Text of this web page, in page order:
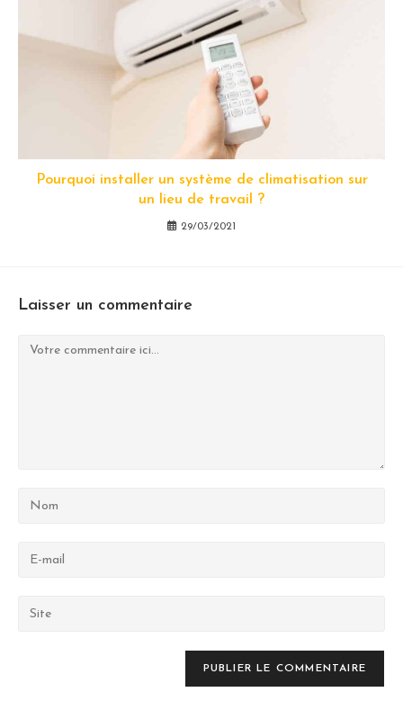
Pourquoi installer un système de climatisation sur
un lieu de travail ?
29/03/2021
Laisser un commentaire